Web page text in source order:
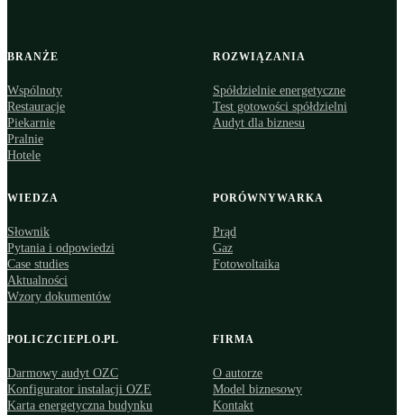
BRANŻE
Wspólnoty
Restauracje
Piekarnie
Pralnie
Hotele
ROZWIĄZANIA
Spółdzielnie energetyczne
Test gotowości spółdzielni
Audyt dla biznesu
WIEDZA
Słownik
Pytania i odpowiedzi
Case studies
Aktualności
Wzory dokumentów
PORÓWNYWARKA
Prąd
Gaz
Fotowoltaika
POLICZCIEPLO.PL
Darmowy audyt OZC
Konfigurator instalacji OZE
Karta energetyczna budynku
FIRMA
O autorze
Model biznesowy
Kontakt